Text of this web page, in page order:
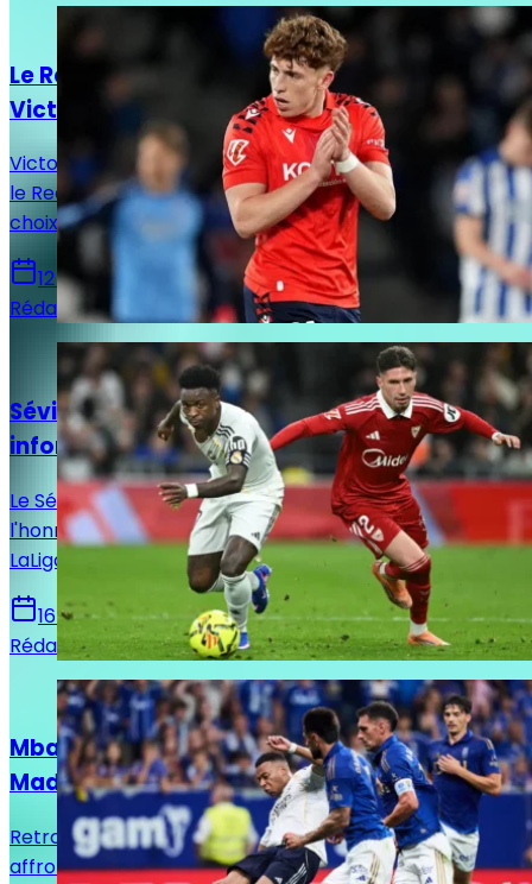
Le Real Madrid face à un dilemme pour
Victor Muñoz
Victor Muñoz attire les regards en Navarre, tandis que
le Real Madrid prépare un possible rapatriement, un
choix qui pourrait remodeler l’offensive madrilène.
12 juin 2026
Rédaction Le Journal du Real
Actualités
Séville - Real Madrid : Horaire, chaînes et
informations sur le match !
Le Séville FC reçoit ce dimanche le Real Madrid en
l'honneur de la 37e et avant-dernière journée de
LaLiga. Voici toutes les infos pour suivre la rencontre.
16 mai 2026
Rédaction Le Journal du Real
Actualités
Mbappé sur le banc : le XI titulaire du Real
Madrid face au Real Oviedo !
Retrouvez la composition officielle du Real Madrid pour
affronter le Real Oviedo en vue de la 36e journée de